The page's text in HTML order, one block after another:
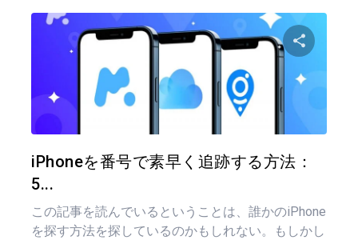
この記
iPhoneを番号で素早く追跡する方法：
5...
この記事を読んでいるということは、誰かのiPhone
を探す方法を探しているのかもしれない。もしかし